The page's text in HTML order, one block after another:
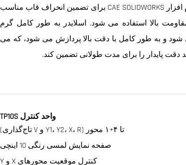
نرم افزار CAE SOLIDWORKS برای تضمین انحراف قاب مناسب
بالا استفاده می شود. اسلایدر به طور کامل گرم
و به طور کامل با دقت بالا پردازش می شود، که می
دقت پایدار را برای مدت طولانی تضمین کند.
واحد کنترل TP10S
تا ۴+۱ محور (Y1، Y2، X، R و V تاج‌گذاری)
صفحه نمایش لمسی رنگی 10 اینچی
کنترل موقعیت محورهای X و Y